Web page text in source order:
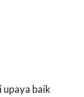
baik